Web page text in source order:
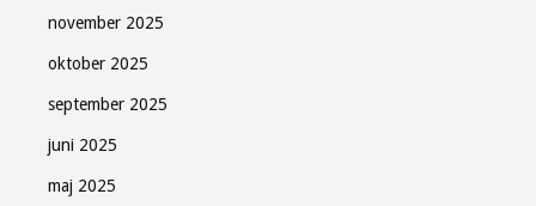
november 2025
oktober 2025
september 2025
juni 2025
maj 2025